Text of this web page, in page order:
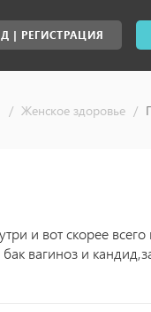
| РЕГИСТРАЦИЯ
/ Женское здоровье /
и вот скорее
вагиноз и